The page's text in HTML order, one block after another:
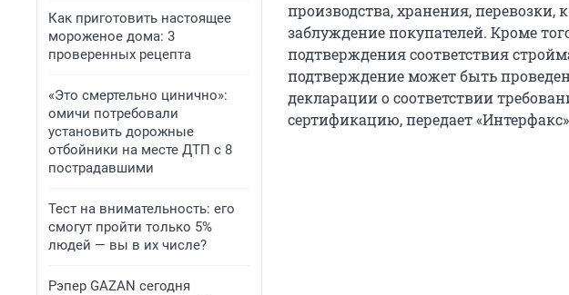
Как приготовить настоящее
мороженое дома: 3
проверенных рецепта
«Это смертельно цинично»:
омичи потребовали
установить дорожные
отбойники на месте ДТП с 8
пострадавшими
Тест на внимательность: его
смогут пройти только 5%
людей — вы в их числе?
Рэпер GAZAN сегодня
производства, хранения,
заблуждение покупателей. Кроме
подтверждения соответствия
подтверждение может быть
декларации о соответствии
сертификацию, передает